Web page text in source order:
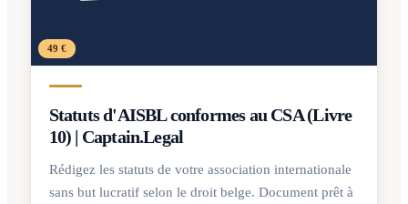
49 €
Statuts d'AISBL conformes au CSA (Livre
10) | Captain.Legal
Rédigez les statuts de votre association internationale
sans but lucratif selon le droit belge. Document prêt à